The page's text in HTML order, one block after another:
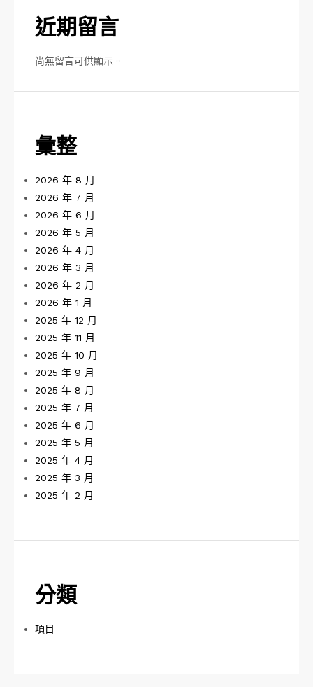
近期留言
尚無留言可供顯示。
彙整
2026 年 8 月
2026 年 7 月
2026 年 6 月
2026 年 5 月
2026 年 4 月
2026 年 3 月
2026 年 2 月
2026 年 1 月
2025 年 12 月
2025 年 11 月
2025 年 10 月
2025 年 9 月
2025 年 8 月
2025 年 7 月
2025 年 6 月
2025 年 5 月
2025 年 4 月
2025 年 3 月
2025 年 2 月
分類
項目